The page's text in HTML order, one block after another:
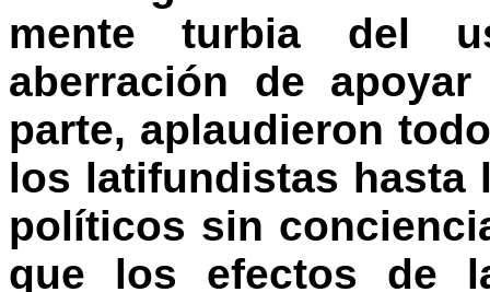
mente turbia del
aberración de
parte, aplaudieron
los latifundistas hasta
políticos sin
que los efectos de